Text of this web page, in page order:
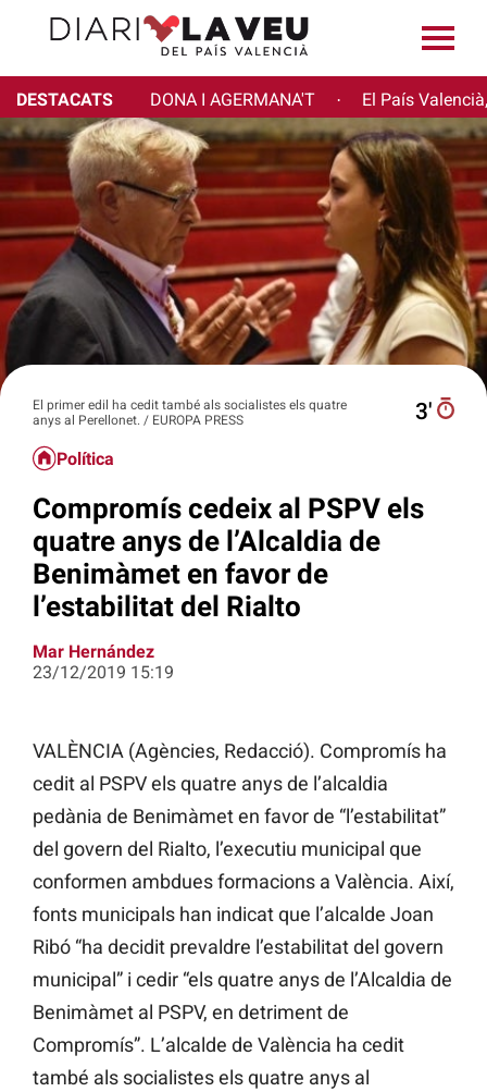
DESTACATS DONA I AGERMANA'T · El País
El primer edil ha cedit també als socialistes els quatre
anys al Perellonet. / EUROPA PRESS
3′
Política
Compromís cedeix al PSPV els
quatre anys de l’Alcaldia de
Benimàmet en favor de
l’estabilitat del Rialto
Mar Hernández
23/12/2019 15:19
VALÈNCIA (Agències, Redacció). Compromís ha
cedit al PSPV els quatre anys de l’alcaldia
pedània de Benimàmet en favor de “l’estabilitat”
del govern del Rialto, l’executiu municipal que
conformen ambdues formacions a València. Així,
fonts municipals han indicat que l’alcalde Joan
Ribó “ha decidit prevaldre l’estabilitat del govern
municipal” i cedir “els quatre anys de l’Alcaldia de
Benimàmet al PSPV, en detriment de
Compromís”. L’alcalde de València ha cedit
també als socialistes els quatre anys al